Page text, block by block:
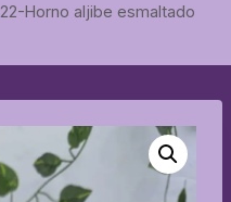
22-Horno aljibe esmaltado